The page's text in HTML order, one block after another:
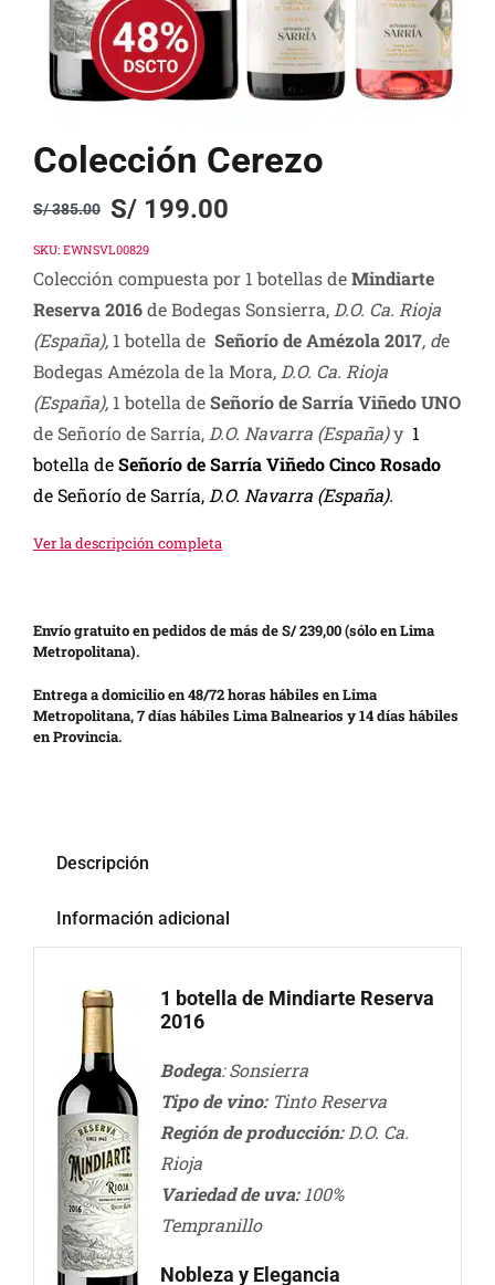
Colección Cerezo
S/385.00
Original
price
was:
S/ 385.00.
S/199.00
Current
price
is:
S/ 199.00.
SKU: EWNSVL00829
Colección compuesta por 1 botellas deMindiarte
Reserva 2016de Bodegas Sonsierra, D.O. Ca. Rioja
(España), 1 botella de Señorío de Amézola 2017, de
Bodegas Amézola de la Mora, D.O. Ca. Rioja
(España), 1 botella deSeñorío de Sarría Viñedo UNO
de Señorío de Sarría, D.O. Navarra(España)y 1
botella deSeñorío de Sarría Viñedo Cinco Rosado
de Señorío de Sarría, D.O. Navarra(España).
Ver la descripción completa
Envío gratuito en pedidos de más de S/ 239,00 (sólo en Lima
Metropolitana).
Entrega a domicilio en 48/72 horas hábiles en Lima
Metropolitana, 7 días hábiles Lima Balnearios y 14 días hábiles
en Provincia.
Descripción
Información adicional
1 botella de Mindiarte Reserva
2016
Bodega: Sonsierra
Tipo de vino:Tinto Reserva
Región de producción:D.O. Ca.
Rioja
Variedad de uva: 100%
Tempranillo
Nobleza y Elegancia